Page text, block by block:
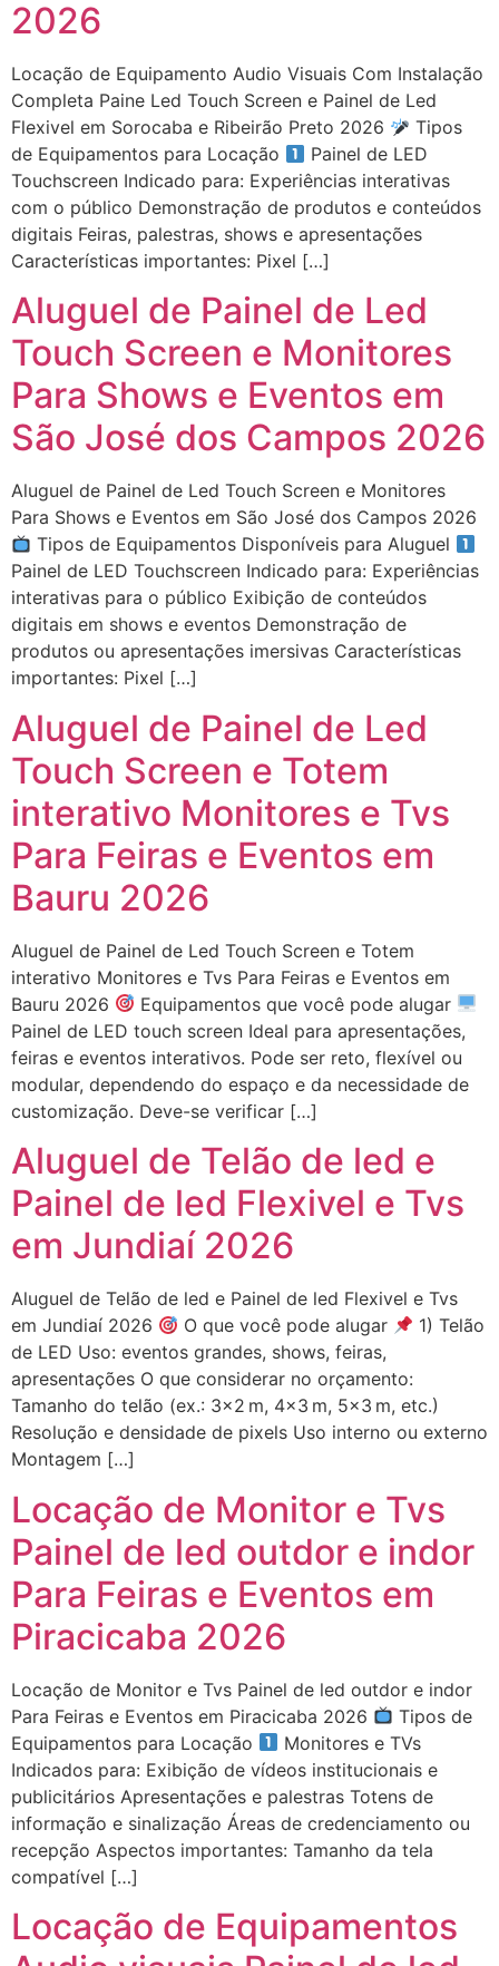
2026
Locação de Equipamento Audio Visuais Com Instalação
Completa Paine Led Touch Screen e Painel de Led
Flexivel em Sorocaba e Ribeirão Preto 2026
Tipos
de Equipamentos para Locação
Painel de LED
Touchscreen Indicado para: Experiências interativas
com o público Demonstração de produtos e conteúdos
digitais Feiras, palestras, shows e apresentações
Características importantes: Pixel […]
Aluguel de Painel de Led
Touch Screen e Monitores
Para Shows e Eventos em
São José dos Campos 2026
Aluguel de Painel de Led Touch Screen e Monitores
Para Shows e Eventos em São José dos Campos 2026
Tipos de Equipamentos Disponíveis para Aluguel
Painel de LED Touchscreen Indicado para: Experiências
interativas para o público Exibição de conteúdos
digitais em shows e eventos Demonstração de
produtos ou apresentações imersivas Características
importantes: Pixel […]
Aluguel de Painel de Led
Touch Screen e Totem
interativo Monitores e Tvs
Para Feiras e Eventos em
Bauru 2026
Aluguel de Painel de Led Touch Screen e Totem
interativo Monitores e Tvs Para Feiras e Eventos em
Bauru 2026
Equipamentos que você pode alugar
Painel de LED touch screen Ideal para apresentações,
feiras e eventos interativos. Pode ser reto, flexível ou
modular, dependendo do espaço e da necessidade de
customização. Deve-se verificar […]
Aluguel de Telão de led e
Painel de led Flexivel e Tvs
em Jundiaí 2026
Aluguel de Telão de led e Painel de led Flexivel e Tvs
em Jundiaí 2026
O que você pode alugar
1) Telão
de LED Uso: eventos grandes, shows, feiras,
apresentações O que considerar no orçamento:
Tamanho do telão (ex.: 3×2 m, 4×3 m, 5×3 m, etc.)
Resolução e densidade de pixels Uso interno ou externo
Montagem […]
Locação de Monitor e Tvs
Painel de led outdor e indor
Para Feiras e Eventos em
Piracicaba 2026
Locação de Monitor e Tvs Painel de led outdor e indor
Para Feiras e Eventos em Piracicaba 2026
Tipos de
Equipamentos para Locação
Monitores e TVs
Indicados para: Exibição de vídeos institucionais e
publicitários Apresentações e palestras Totens de
informação e sinalização Áreas de credenciamento ou
recepção Aspectos importantes: Tamanho da tela
compatível […]
Locação de Equipamentos